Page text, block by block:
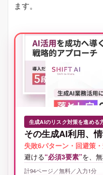
ます。
生成AIのリスク対策を進める
その生成AI利用、
失敗6パターン・回避策
避ける“必須3要素”を、
計94ページ／無料／入力1分